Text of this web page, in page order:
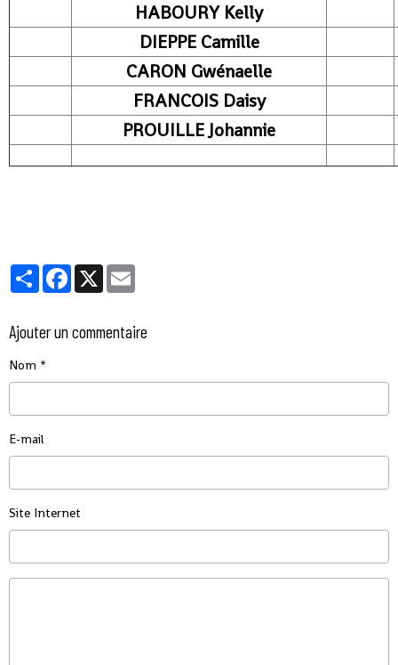
HABOURY Kelly
DIEPPE Camille
CARON Gwénaelle
FRANCOIS Daisy
PROUILLE Johannie
PartagerFacebook
X
Ajouter un commentaire
Nom
E-mail
Site Internet